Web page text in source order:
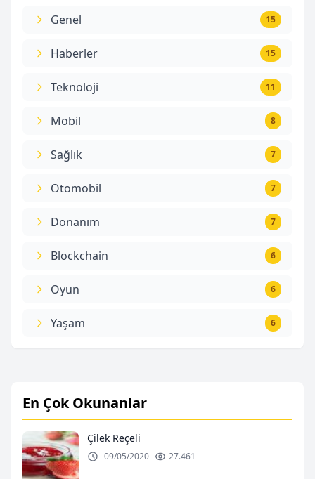
Genel 15
Haberler 15
Teknoloji 11
Mobil 8
Sağlık 7
Otomobil 7
Donanım 7
Blockchain 6
Oyun 6
Yaşam 6
En Çok Okunanlar
Çilek Reçeli
09/05/2020 27.461